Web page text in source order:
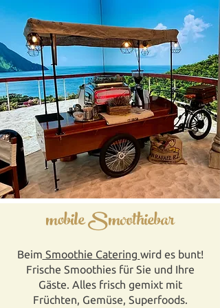
mobile Smoothiebar
Beim Smoothie Catering wird es bunt!
Frische Smoothies für Sie und Ihre
Gäste. Alles frisch gemixt mit
Früchten, Gemüse, Superfoods.